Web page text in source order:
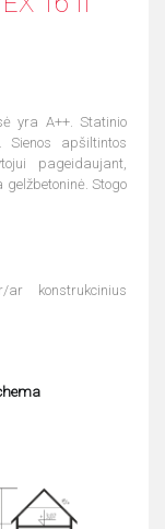
yra A++. Statinio
Sienos apšiltintos
pageidaujant,
Stogo
konstrukcinius